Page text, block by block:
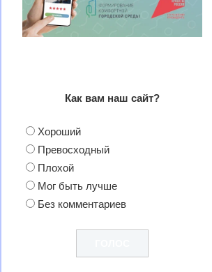
Как вам наш сайт?
Хороший
Превосходный
Плохой
Мог быть лучше
Без комментариев